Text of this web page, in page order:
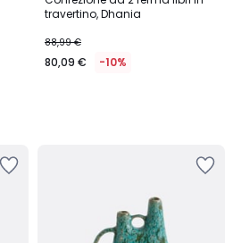
travertino, Dhania
88,99 €
80,09 € -10%